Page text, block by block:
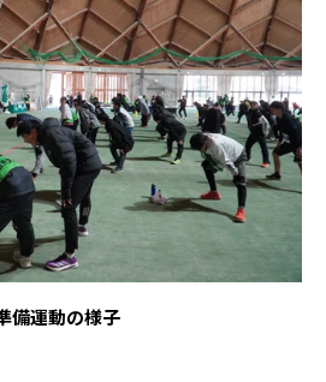
備運動の様子